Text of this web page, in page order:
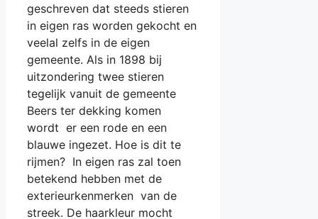
geschreven dat steeds stieren
in eigen ras worden gekocht en
veelal zelfs in de eigen
gemeente. Als in 1898 bij
uitzondering twee stieren
tegelijk vanuit de gemeente
Beers ter dekking komen
wordt er een rode en een
blauwe ingezet. Hoe is dit te
rijmen? In eigen ras zal toen
betekend hebben met de
exterieurkenmerken van de
streek. De haarkleur mocht